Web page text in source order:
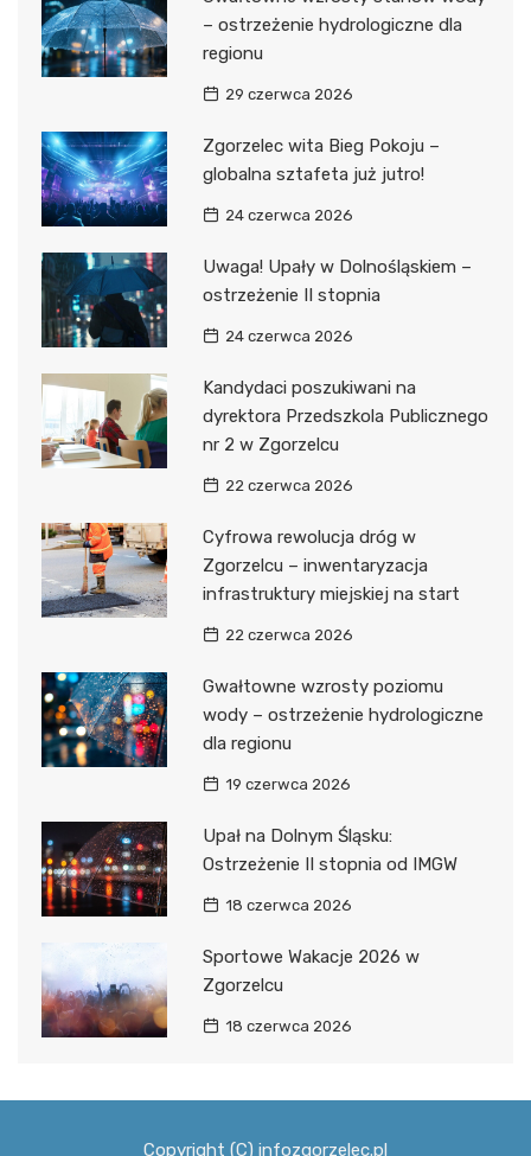
– ostrzeżenie hydrologiczne dla
regionu
29 czerwca 2026
Zgorzelec wita Bieg Pokoju –
globalna sztafeta już jutro!
24 czerwca 2026
Uwaga! Upały w Dolnośląskiem –
ostrzeżenie II stopnia
24 czerwca 2026
Kandydaci poszukiwani na
dyrektora Przedszkola Publicznego
nr 2 w Zgorzelcu
22 czerwca 2026
Cyfrowa rewolucja dróg w
Zgorzelcu – inwentaryzacja
infrastruktury miejskiej na start
22 czerwca 2026
Gwałtowne wzrosty poziomu
wody – ostrzeżenie hydrologiczne
dla regionu
19 czerwca 2026
Upał na Dolnym Śląsku:
Ostrzeżenie II stopnia od IMGW
18 czerwca 2026
Sportowe Wakacje 2026 w
Zgorzelcu
18 czerwca 2026
Copyright (C) infozgorzelec.pl